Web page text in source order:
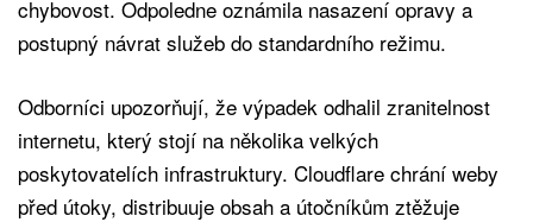
chybovost. Odpoledne oznámila nasazení opravy a
postupný návrat služeb do standardního režimu.
Odborníci upozorňují, že výpadek odhalil zranitelnost
internetu, který stojí na několika velkých
poskytovatelích infrastruktury. Cloudflare chrání weby
před útoky, distribuuje obsah a útočníkům ztěžuje